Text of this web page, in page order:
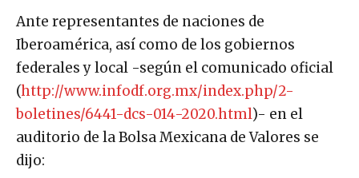
Ante representantes de naciones de
Iberoamérica, así como de los gobiernos
federales y local -según el comunicado oficial
(http://www.infodf.org.mx/index.php/2-
boletines/6441-dcs-014-2020.html)- en el
auditorio de la Bolsa Mexicana de Valores se
dijo: